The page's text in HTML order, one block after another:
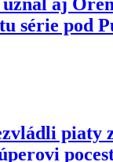
série pod
piaty